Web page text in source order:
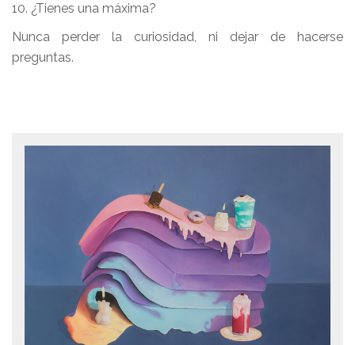
10. ¿Tienes una máxima?
Nunca perder la curiosidad, ni dejar de hacerse
preguntas.